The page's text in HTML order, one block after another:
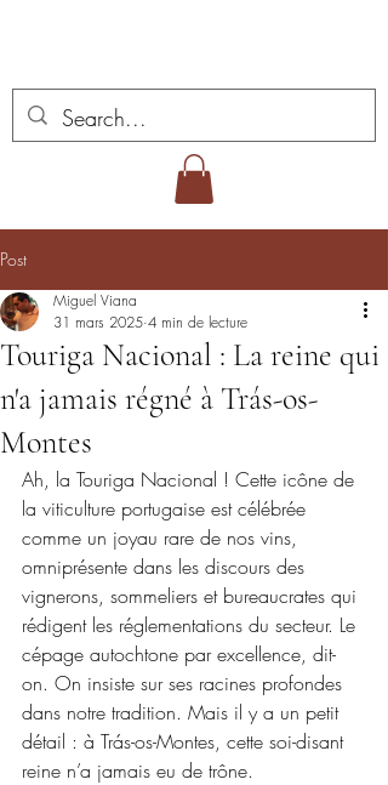
Post
Touriga Nacional : La reine qui
n'a jamais régné à Trás-os-
Montes
Miguel Viana
31 mars 2025 4 min de lecture
Ah, la Touriga Nacional ! Cette icône de
la viticulture portugaise est célébrée
comme un joyau rare de nos vins,
omniprésente dans les discours des
vignerons, sommeliers et bureaucrates qui
rédigent les réglementations du secteur. Le
cépage autochtone par excellence, dit-
on. On insiste sur ses racines profondes
dans notre tradition. Mais il y a un petit
détail : à Trás-os-Montes, cette soi-disant
reine n’a jamais eu de trône.